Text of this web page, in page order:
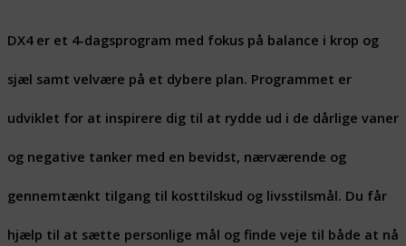
DX4 er et 4-dagsprogram med fokus på balance i krop og
sjæl samt velvære på et dybere plan. Programmet er
udviklet for at inspirere dig til at rydde ud i de dårlige vaner
og negative tanker med en bevidst, nærværende og
gennemtænkt tilgang til kosttilskud og livsstilsmål. Du får
hjælp til at sætte personlige mål og finde veje til både at nå